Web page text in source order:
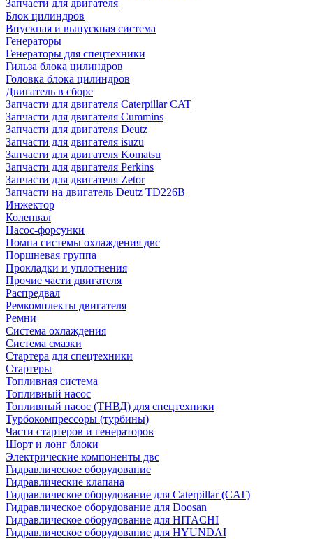
Запчасти для двигателя
Блок цилиндров
Впускная и выпускная система
Генераторы
Генераторы для спецтехники
Гильза блока цилиндров
Головка блока цилиндров
Двигатель в сборе
Запчасти для двигателя Caterpillar CAT
Запчасти для двигателя Cummins
Запчасти для двигателя Deutz
Запчасти для двигателя isuzu
Запчасти для двигателя Komatsu
Запчасти для двигателя Perkins
Запчасти для двигателя Zetor
Запчасти на двигатель Deutz TD226B
Инжектор
Коленвал
Насос-форсунки
Помпа системы охлаждения двс
Поршневая группа
Прокладки и уплотнения
Прочие части двигателя
Распредвал
Ремкомплекты двигателя
Ремни
Система охлаждения
Система смазки
Стартера для спецтехники
Стартеры
Топливная система
Топливный насос
Топливный насос (ТНВД) для спецтехники
Турбокомпрессоры (турбины)
Части стартеров и генераторов
Шорт и лонг блоки
Электрические компоненты двс
Гидравлическое оборудование
Гидравлические клапана
Гидравлическое оборудование для Caterpillar (CAT)
Гидравлическое оборудование для Doosan
Гидравлическое оборудование для HITACHI
Гидравлическое оборудование для HYUNDAI